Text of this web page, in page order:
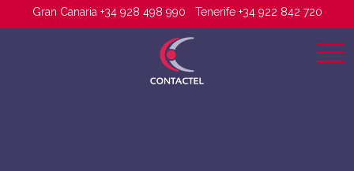
Gran Canaria +34 928 498 990 Tenerife +34 922 842 720